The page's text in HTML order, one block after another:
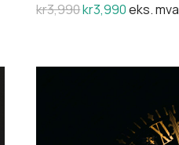
kr3,990kr3,990eks. mva